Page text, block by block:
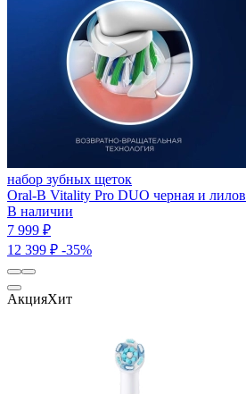
набор зубных щеток
Oral-B Vitality Pro DUO черная и
В наличии
7 999 ₽
12 399 ₽ -35%
АкцияХит